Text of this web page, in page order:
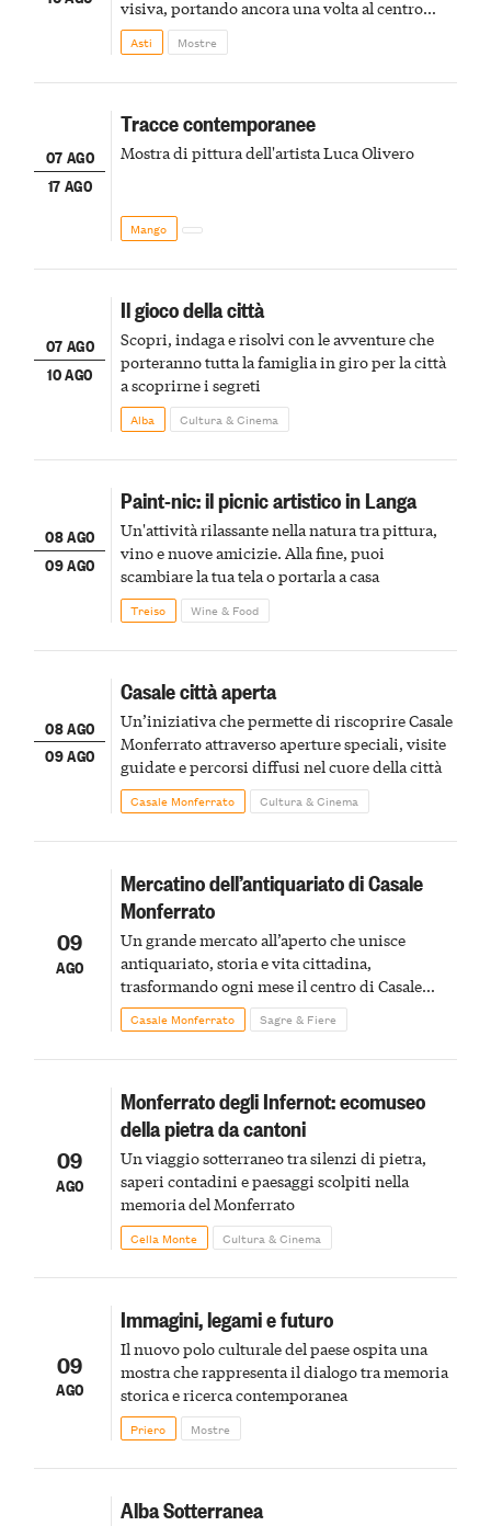
visiva, portando ancora una volta al centro
della scena le meraviglie del passato astigiano
Asti Mostre
07 AGO
17 AGO
Tracce contemporanee
Mostra di pittura dell'artista Luca Olivero
Mango
07 AGO
10 AGO
Il gioco della città
Scopri, indaga e risolvi con le avventure che
porteranno tutta la famiglia in giro per la città
a scoprirne i segreti
Alba Cultura & Cinema
08 AGO
09 AGO
Paint-nic: il picnic artistico in Langa
Un'attività rilassante nella natura tra pittura,
vino e nuove amicizie. Alla fine, puoi
scambiare la tua tela o portarla a casa
Treiso Wine & Food
08 AGO
09 AGO
Casale città aperta
Un’iniziativa che permette di riscoprire Casale
Monferrato attraverso aperture speciali, visite
guidate e percorsi diffusi nel cuore della città
Casale Monferrato Cultura & Cinema
09
AGO
Mercatino dell’antiquariato di Casale
Monferrato
Un grande mercato all’aperto che unisce
antiquariato, storia e vita cittadina,
trasformando ogni mese il centro di Casale
Monferrato in un luogo di scoperta e racconto
Casale Monferrato Sagre & Fiere
09
AGO
Monferrato degli Infernot: ecomuseo
della pietra da cantoni
Un viaggio sotterraneo tra silenzi di pietra,
saperi contadini e paesaggi scolpiti nella
memoria del Monferrato
Cella Monte Cultura & Cinema
09
AGO
Immagini, legami e futuro
Il nuovo polo culturale del paese ospita una
mostra che rappresenta il dialogo tra memoria
storica e ricerca contemporanea
Priero Mostre
Alba Sotterranea